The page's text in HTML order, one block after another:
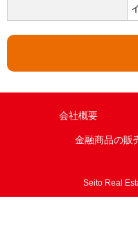
会社概要
金融商品の販
Seito Real